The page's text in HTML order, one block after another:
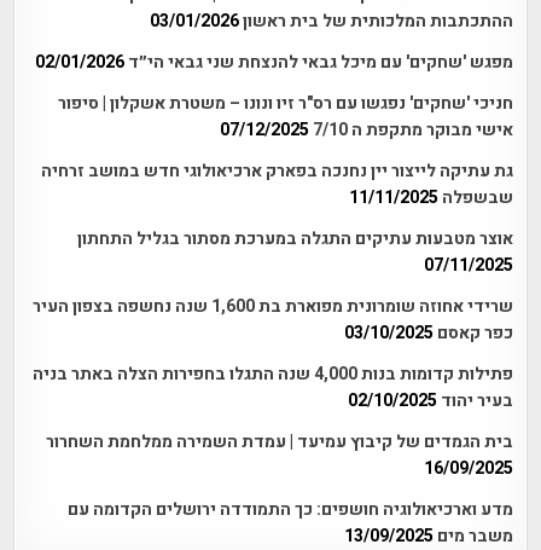
ההתכתבות המלכותית של בית ראשון03/01/2026
מפגש 'שחקים' עם מיכל גבאי להנצחת שני גבאי הי״ד 02/01/2026
חניכי 'שחקים' נפגשו עם רס"ר זיו ונונו – משטרת אשקלון | סיפור
אישי מבוקר מתקפת ה 7/10
07/12/2025
גת עתיקה לייצור יין נחנכה בפארק ארכיאולוגי חדש במושב זרחיה
שבשפלה 11/11/2025
אוצר מטבעות עתיקים התגלה במערכת מסתור בגליל התחתון
07/11/2025
שרידי אחוזה שומרונית מפוארת בת 1,600 שנה נחשפה בצפון העיר
כפר קאסם 03/10/2025
פתילות קדומות בנות 4,000 שנה התגלו בחפירות הצלה באתר בניה
בעיר יהוד 02/10/2025
בית הגמדים של קיבוץ עמיעד | עמדת השמירה ממלחמת השחרור
16/09/2025
מדע וארכיאולוגיה חושפים: כך התמודדה ירושלים הקדומה עם
משבר מים 13/09/2025